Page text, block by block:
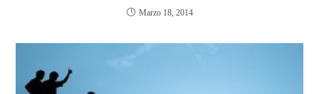
Marzo 18, 2014